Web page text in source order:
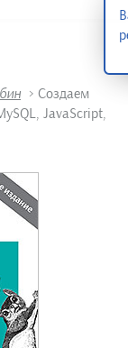
> Создаем
JavaScript,